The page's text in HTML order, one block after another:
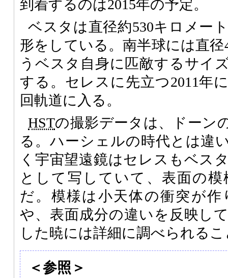
到着するのは2015年の予定。
ベスタは直径約530キロメー
形をしている。南半球には直
うベスタ自身に匹敵するサイ
する。セレスに先立つ2011年
回軌道に入る。
HSTの撮影データは、ドーン
る。ハーシェルの時代とは違
く宇宙望遠鏡はセレスもベス
として写していて、表面の
だ。模様は小天体の衝突が
や、表面成分の違いを反映し
した暁には詳細に調べられる
＜参照＞